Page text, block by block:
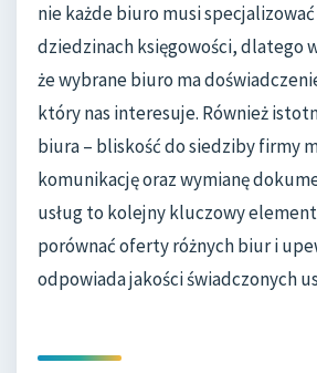
nie każde biuro musi
dziedzinach księgowości, dlatego
że wybrane biuro ma
który nas interesuje. Również
biura – bliskość do siedziby firmy
komunikację oraz wymianę
usług to kolejny kluczowy
porównać oferty różnych biur i
odpowiada jakości świadczonych